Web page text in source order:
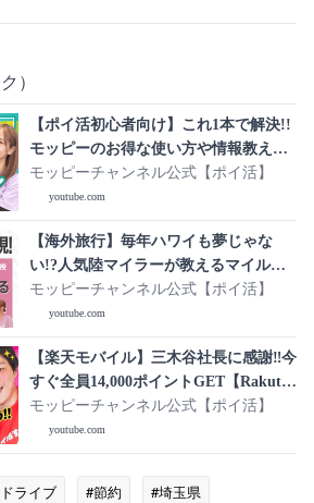
）
【ポイ活初心者向け】これ1本で解決!!
モッピーのお得な使い方や情報教えま
す!!
モッピーチャンネル公式【ポイ活】
youtube.com
【海外旅行】毎年ハワイも夢じゃな
い!?人気陸マイラーが教えるマイル
を“効率良く貯める”裏技【マネレク】
モッピーチャンネル公式【ポイ活】
youtube.com
【楽天モバイル】三木谷社長に感謝‼︎今
すぐ全員14,000ポイントGET【Rakuten
最強プラン】
モッピーチャンネル公式【ポイ活】
youtube.com
ライブ #節約
#埼玉県